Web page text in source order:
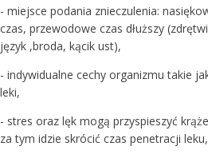
- miejsce podania znieczulenia:
czas, przewodowe czas dłuższy
język ,broda, kącik ust),
- indywidualne cechy organizmu takie
leki,
- stres oraz lęk mogą przyspieszyć
za tym idzie skrócić czas penetracji leku,